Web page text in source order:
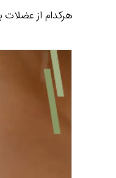
هرکدام از